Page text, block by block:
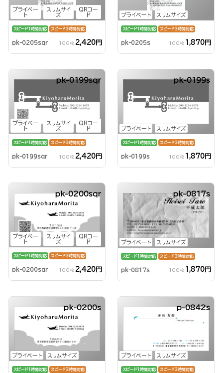
プライベー
ト
スリムサイ
ズ
QRコー
ド
スピード1時間対応 スピード3時間対応
pk-0205sqr 100枚 2,420円
プライベート スリムサイズ
スピード1時間対応 スピード3時間対応
pk-0205s 100枚 1,870円
プライベー
ト
スリムサイ
ズ
QRコー
ド
pk-0199sqr
スピード1時間対応 スピード3時間対応
pk-0199sqr 100枚 2,420円
プライベート スリムサイズ
pk-0199s
スピード1時間対応 スピード3時間対応
pk-0199s 100枚 1,870円
プライベー
ト
スリムサイ
ズ
QRコー
ド
pk-0200sqr
スピード1時間対応 スピード3時間対応
pk-0200sqr 100枚 2,420円
プライベート スリムサイズ
pk-0817s
スピード1時間対応 スピード3時間対応
pk-0817s 100枚 1,870円
プライベート スリムサイズ
pk-0200s
スピード1時間対応 スピード3時間対応
プライベート スリムサイズ
p-0842s
スピード1時間対応 スピード3時間対応